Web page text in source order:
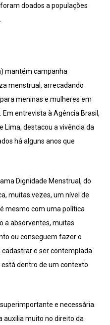
doados a populações
mantém campanha
menstrual, arrecadando
meninas e mulheres em
entrevista à Agência Brasil,
Lima, destacou a vivência da
há alguns anos que
Dignidade Menstrual, do
muitas vezes, um nível de
mesmo com uma política
a absorventes, muitas
ou conseguem fazer o
e ser contemplada
dentro de um contexto
e necessária.
auxilia muito no direito da